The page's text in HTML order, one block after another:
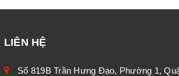
LIÊN HỆ
Số 819B Trần Hưng Đạo, Phường 1,